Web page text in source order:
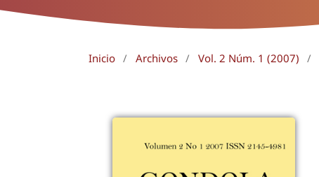
Inicio / Archivos / Vol. 2 Núm. 1 (2007) /